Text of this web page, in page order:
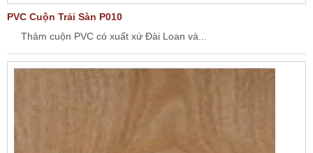
PVC Cuộn Trải Sàn P010
Thảm cuộn PVC có xuất xứ Đài Loan và...